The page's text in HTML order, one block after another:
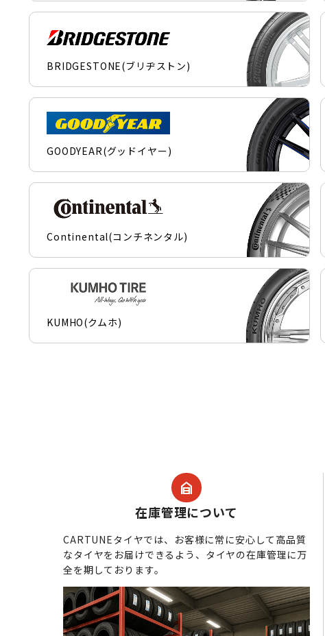
BRIDGESTONE(ブリヂストン)
GOODYEAR(グッドイヤー)
Continental(コンチネンタル)
KUMHO(クムホ)
garage_home
在庫管理について
CARTUNEタイヤでは、お客様に常に安心して高品質
なタイヤをお届けできるよう、タイヤの在庫管理に万
全を期しております。